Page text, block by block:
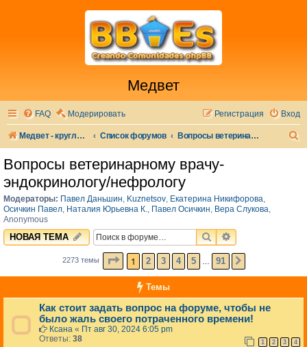
Медвет
FAQ Модерировать Вход
Регистрация
Медвет - круглосуточная ветеринарная клиника в Москве Список форумов Вопросы ветеринарному врачу-эндокринологу/нефрологу
Вопросы ветеринарному врачу-
эндокринологу/нефрологу
Модераторы: Павел Даньшин, Kuznetsov, Екатерина Никифорова,
Осичкин Павел, Наталия Юрьевна К., Павел Осичкин, Вера Слукова,
Anonymous
НОВАЯ ТЕМА ПОИСКРАСШИРЕННЫЙ
2273 темы СТРАНИЦА ИЗ91
1 2 3 4 5 91
Темы
Как стоит задать вопрос на форуме, чтобы не
было жаль своего потраченного времени!
Ксана « Пт авг 30, 2024 6:05 pm
Ответы: 38 1 2 3 4